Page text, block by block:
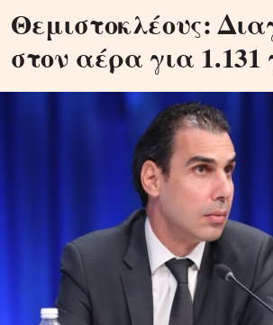
Θεμιστοκλέους:
στον αέρα για 1.131